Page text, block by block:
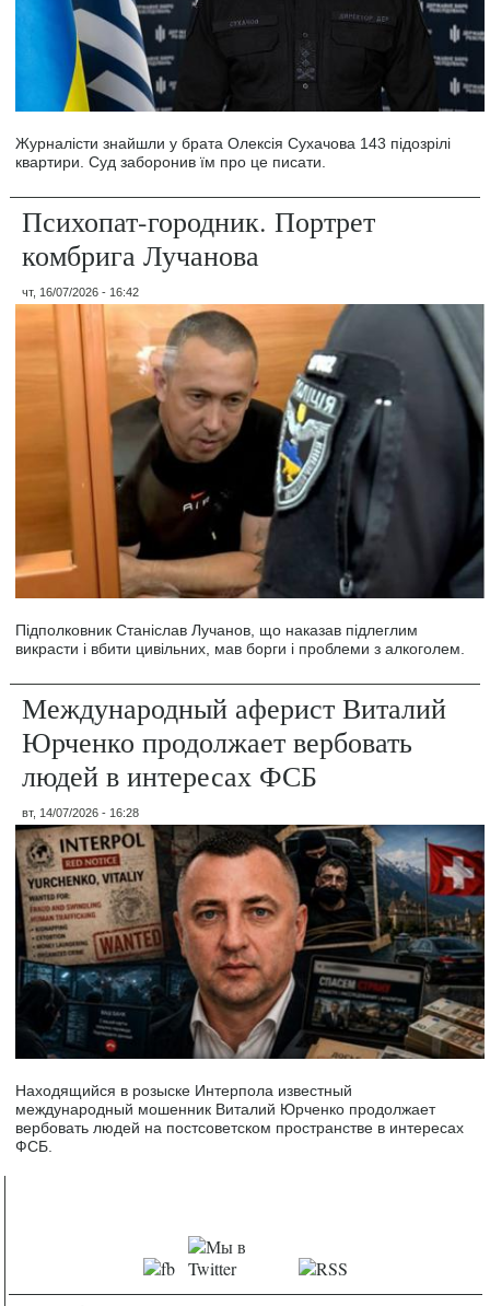
Журналісти знайшли у брата Олексія Сухачова 143 підозрілі
квартири. Суд заборонив їм про це писати.
Психопат-городник. Портрет
комбрига Лучанова
чт, 16/07/2026 - 16:42
Підполковник Станіслав Лучанов, що наказав підлеглим
викрасти і вбити цивільних, мав борги і проблеми з алкоголем.
Международный аферист Виталий
Юрченко продолжает вербовать
людей в интересах ФСБ
вт, 14/07/2026 - 16:28
Находящийся в розыске Интерпола известный
международный мошенник Виталий Юрченко продолжает
вербовать людей на постсоветском пространстве в интересах
ФСБ.